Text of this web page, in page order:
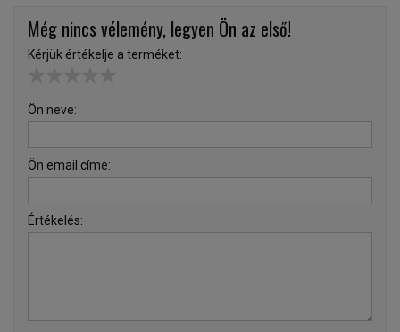
Még nincs vélemény, legyen Ön az első!
Kérjük értékelje a terméket:
Ön neve:
Ön email címe:
Értékelés: